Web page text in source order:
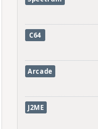
C64
Arcade
J2ME